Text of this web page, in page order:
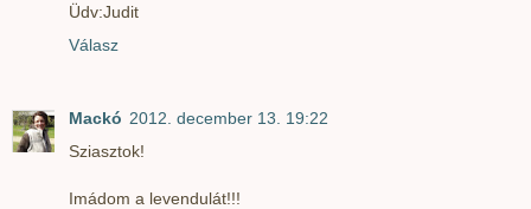
Üdv:Judit
Válasz
Mackó 2012. december 13. 19:22
Sziasztok!
Imádom a levendulát!!!